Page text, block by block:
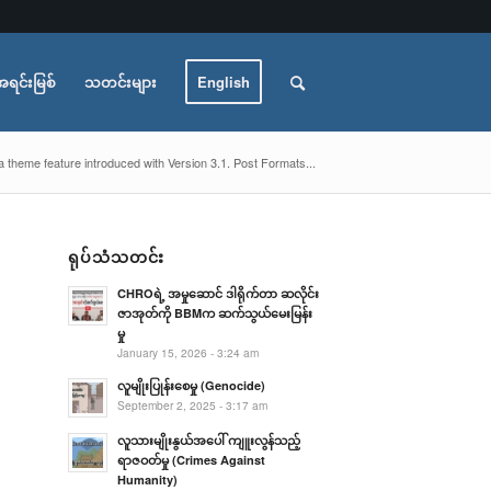
င်းမြစ် သတင်းများ English
feature introduced with Version 3.1. Post Formats...
ရုပ်သံသတင်း
CHROရဲ့ အမှုဆောင် ဒါရိုက်တာ ဆလိုင်း
ဇာအုတ်ကို BBMက ဆက်သွယ်မေးမြန်း
မှု
January 15, 2026 - 3:24 am
လူမျိုးပြုန်းစေမှု (Genocide)
September 2, 2025 - 3:17 am
လူသားမျိုးနွယ်အပေါ် ကျူးလွန်သည့်
ရာဇဝတ်မှု (Crimes Against
Humanity)